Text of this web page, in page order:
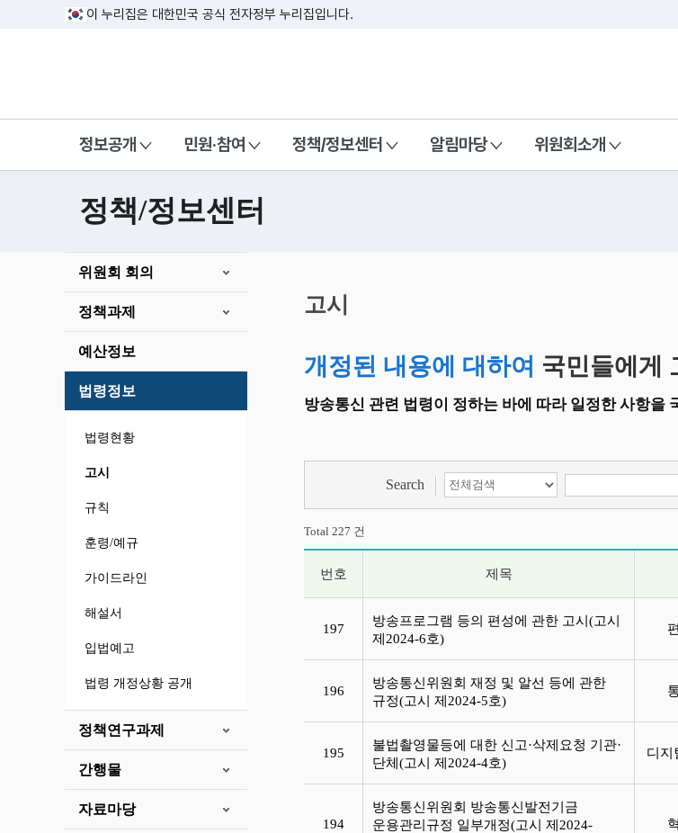
이 누리집은 대한민국 공식 전자정부 누리집입니다.
정보공개 민원·참여 정책/정보센터 알림마당 위원회소개
정책/정보센터
위원회 회의
정책과제
예산정보
법령정보
법령현황
고시
규칙
훈령/예규
가이드라인
해설서
입법예고
법령 개정상황 공개
정책연구과제
간행물
자료마당
시
작
고시
개정된 내용에 대하여 국민들에게
방송통신 관련 법령이 정하는 바에 따라 일정한 사항을
Search 검색 항목 선택
Total 227 건
번호 제목
197
방송프로그램 등의 편성에 관한 고시(고시
제2024-6호)
196
방송통신위원회 재정 및 알선 등에 관한
규정(고시 제2024-5호)
195
불법촬영물등에 대한 신고·삭제요청 기관·
단체(고시 제2024-4호)
디지
194
방송통신위원회 방송통신발전기금
운용관리규정 일부개정(고시 제2024-